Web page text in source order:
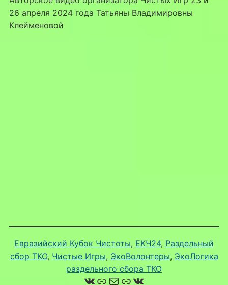
26 апреля 2024 года Татьяны Владимировны
Клейменовой
Евразийский Кубок Чистоты, ЕКЧ24, Раздельный
сбор ТКО, Чистые Игры, ЭкоВолонтеры, ЭкоЛогика
раздельного сбора ТКО
ВКонтакте
Ссылка
Почта
Ссылка
ВКонтакте